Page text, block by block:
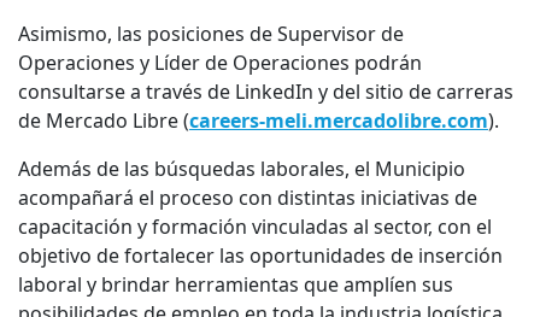
Asimismo, las posiciones de Supervisor de
Operaciones y Líder de Operaciones podrán
consultarse a través de LinkedIn y del sitio de carreras
de Mercado Libre (careers-meli.mercadolibre.com).
Además de las búsquedas laborales, el Municipio
acompañará el proceso con distintas iniciativas de
capacitación y formación vinculadas al sector, con el
objetivo de fortalecer las oportunidades de inserción
laboral y brindar herramientas que amplíen sus